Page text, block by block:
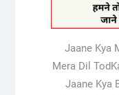
Jaane Kya
Mera Dil
Jaane Kya